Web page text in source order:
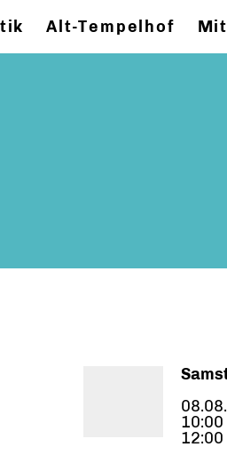
Alt-Tempelhof